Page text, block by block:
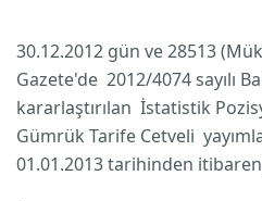
30.12.2012 gün ve 28513
Gazete'de 2012/4074 sayılı
kararlaştırılan İstatistik
Gümrük Tarife Cetveli
01.01.2013 tarihinden